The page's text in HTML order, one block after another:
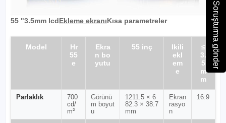
Soruşturma gönder
55 "3.5mm lcdEkleme ekranıKısa parametreler
Model
Hr
55
e
Ekra
n bo
yutu
55 inç
Ikili
ekl
em
e
≤
3.
5
m
m
Parlaklık
700
cd/
m²
Görünü
m boyut
u
1211.5 × 6
82.3 × 38.7
mm
Ekran
rasyo
n
16:9